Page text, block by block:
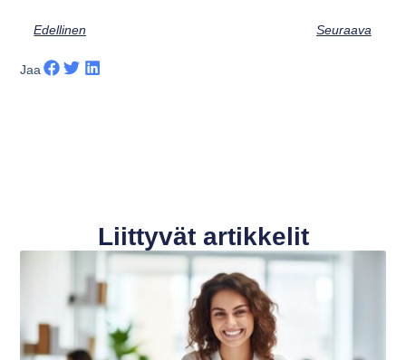
Edellinen Seuraava
Jaa
Liittyvät artikkelit